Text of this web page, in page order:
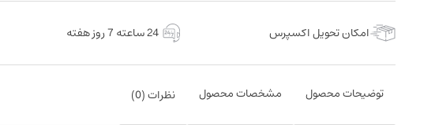
امکان تحویل اکسپرس 24 ساعته 7 روز هفته
توضیحات محصول مشخصات محصول نظرات (0
)